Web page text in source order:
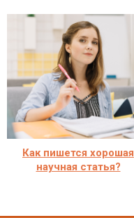
Как пишется хорошая
научная статья?